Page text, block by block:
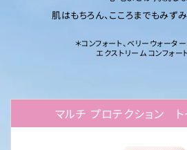
肌はもちろん、こころまでもみずみ
＊コンフォート、ベリーウォータ
エクストリーム コンフォー
マルチ プロテクション ト